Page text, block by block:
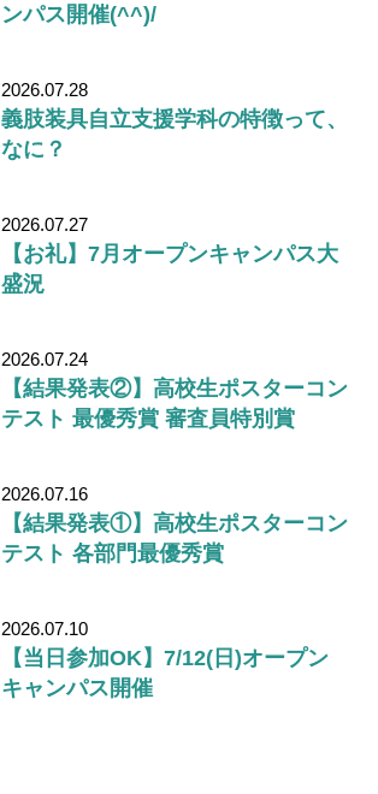
ンパス開催(^^)/
2026.07.28
義肢装具自立支援学科の特徴って、
なに？
2026.07.27
【お礼】7月オープンキャンパス大
盛況
2026.07.24
【結果発表②】高校生ポスターコン
テスト 最優秀賞 審査員特別賞
2026.07.16
【結果発表①】高校生ポスターコン
テスト 各部門最優秀賞
2026.07.10
【当日参加OK】7/12(日)オープン
キャンパス開催